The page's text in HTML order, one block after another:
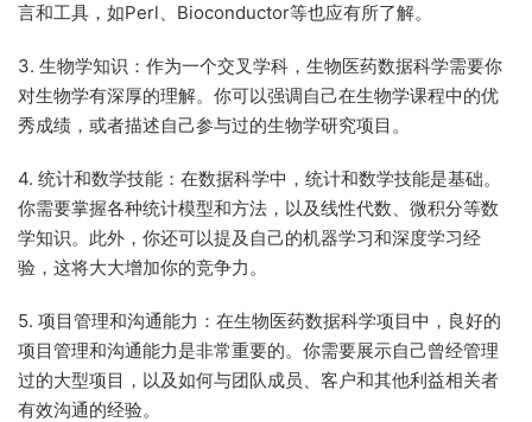
言和工具，如Perl、Bioconductor等也应有所了解。
3. 生物学知识：作为一个交叉学科，生物医药数据科学需要你
对生物学有深厚的理解。你可以强调自己在生物学课程中的优
秀成绩，或者描述自己参与过的生物学研究项目。
4. 统计和数学技能：在数据科学中，统计和数学技能是基础。
你需要掌握各种统计模型和方法，以及线性代数、微积分等数
学知识。此外，你还可以提及自己的机器学习和深度学习经
验，这将大大增加你的竞争力。
5. 项目管理和沟通能力：在生物医药数据科学项目中，良好的
项目管理和沟通能力是非常重要的。你需要展示自己曾经管理
过的大型项目，以及如何与团队成员、客户和其他利益相关者
有效沟通的经验。